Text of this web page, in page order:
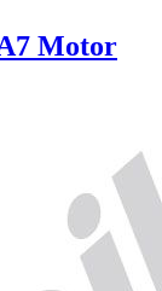
Motor